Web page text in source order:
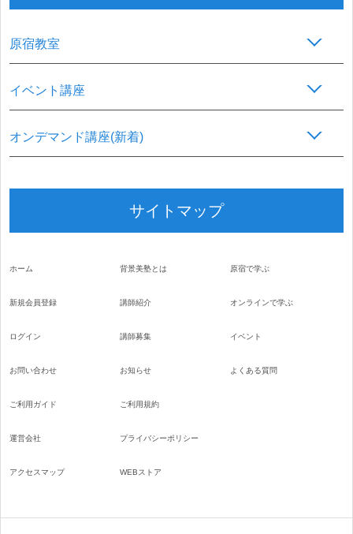
原宿教室
イベント講座
オンデマンド講座(新着)
サイトマップ
ホーム
新規会員登録
ログイン
お問い合わせ
背景美塾とは
講師紹介
講師募集
お知らせ
原宿で学ぶ
オンラインで学ぶ
イベント
よくある質問
ご利用ガイド
運営会社
アクセスマップ
ご利用規約
プライバシーポリシー
WEBストア